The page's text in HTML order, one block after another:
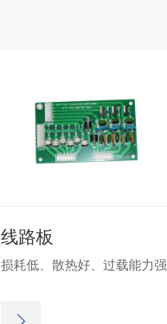
线路板
损耗低、散热好、过载能力强